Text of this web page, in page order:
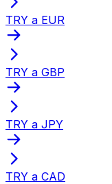
TRY a EUR
TRY a GBP
TRY a JPY
TRY a CAD